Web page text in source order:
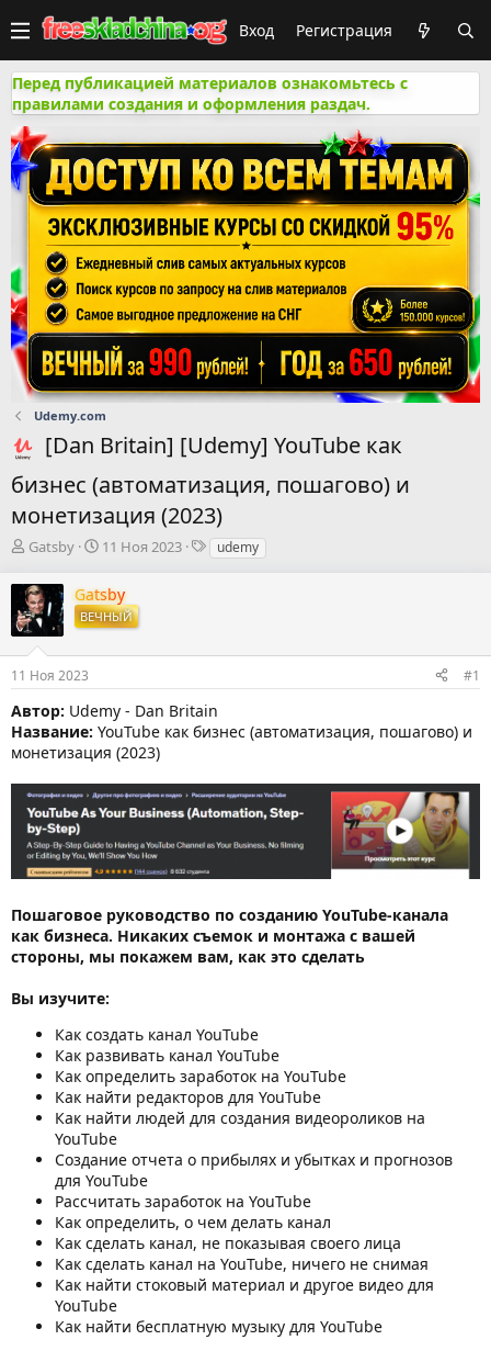
Вход Регистрация
Перед публикацией материалов ознакомьтесь с
правилами создания и оформления раздач.
Udemy.com
[Dan Britain] [Udemy] YouTube как
бизнес (автоматизация, пошагово) и
монетизация (2023)
А
т
о
р
м
ы
Gatsby
Д
т
а
н
а
л
а
11 Ноя 2023
Тudemy
Gatsby
ВЕЧНЫЙ
11 Ноя 2023 #1
Автор: Udemy - Dan Britain
Название: YouTube как бизнес (автоматизация, пошагово) и
монетизация (2023)
Пошаговое руководство по созданию YouTube-канала
как бизнеса. Никаких съемок и монтажа с вашей
стороны, мы покажем вам, как это сделать
Вы изучите:
Как создать канал YouTube
Как развивать канал YouTube
Как определить заработок на YouTube
Как найти редакторов для YouTube
Как найти людей для создания видеороликов на
YouTube
Создание отчета о прибылях и убытках и прогнозов
для YouTube
Рассчитать заработок на YouTube
Как определить, о чем делать канал
Как сделать канал, не показывая своего лица
Как сделать канал на YouTube, ничего не снимая
Как найти стоковый материал и другое видео для
YouTube
Как найти бесплатную музыку для YouTube